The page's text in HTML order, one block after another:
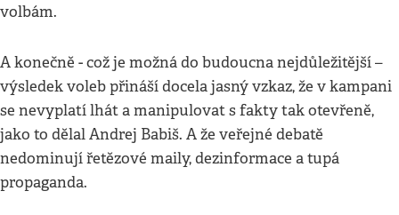
volbám.
A konečně - což je možná do budoucna nejdůležitější –
výsledek voleb přináší docela jasný vzkaz, že v kampani
se nevyplatí lhát a manipulovat s fakty tak otevřeně,
jako to dělal Andrej Babiš. A že veřejné debatě
nedominují řetězové maily, dezinformace a tupá
propaganda.